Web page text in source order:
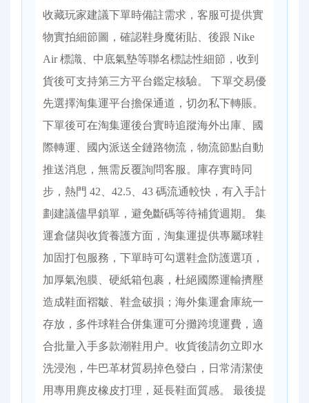
收藏玩家建議下單時備註需求，客服可提供實
物實拍細節圖，確認鞋身魔術貼、後跟 Nike
Air 標識、中底氣墊等聯名標誌性細節，收到
貨後可支持第三方平台鑑定核驗。 下單交易優
先選擇淘集運平台擔保通道，切勿私下轉賬。
下單後可在淘集運後台實時追蹤海外出庫、國
際轉運、國內派送全鏈路物流，物流節點自動
推送消息，無需反覆詢問客服。庫存實時同
步，熱門 42、42.5、43 碼流通較快，有入手計
劃建議儘早鎖單，避免斷碼等待補貨週期。 集
運倉儲與收貨養護方面，淘集運提供專屬球鞋
加固打包服務，下單時可勾選鞋盒防護選項，
加厚氣泡膜、硬紙箱包裹，杜絕國際運輸擠壓
造成鞋面褶皺、鞋盒破損；海外集運倉庫統一
存放，多件球鞋合併集運可分攤跨境運費，適
合批量入手多款潮鞋用户。收貨後請勿立即水
洗浸泡，牛巴革材質易掉色發白，日常清潔使
用專用麂皮橡皮打理，延長鞋面質感。 最後提